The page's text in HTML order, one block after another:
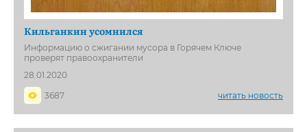
Кильганкин усомнился
Информацию о сжигании мусора в Горячем Ключе
проверят правоохранители
28.01.2020
3687
читать новость